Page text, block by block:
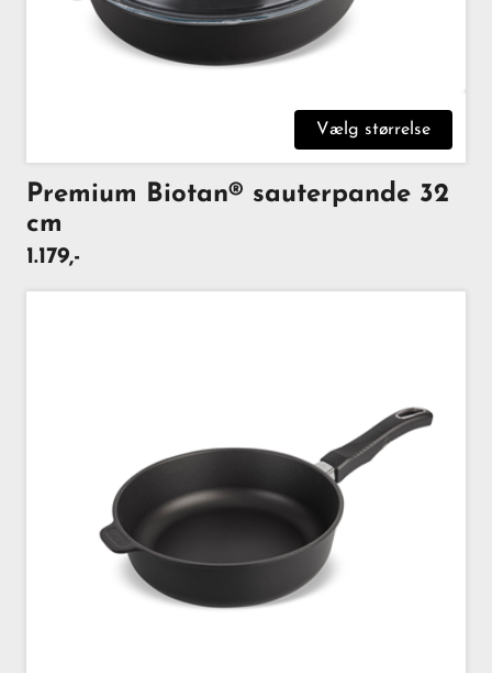
Premium Biotan® sauterpande 32
cm
1.179,-
Vælg størrelse